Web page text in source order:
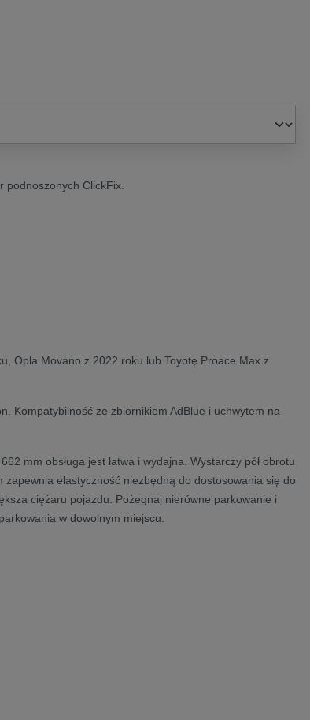
podnoszonych ClickFix.
Opla Movano z 2022 roku lub Toyotę Proace Max z
Kompatybilność ze zbiornikiem AdBlue i uchwytem na
mm obsługa jest łatwa i wydajna. Wystarczy pół obrotu
elastyczność niezbędną do dostosowania się do
ciężaru pojazdu. Pożegnaj nierówne parkowanie i
w dowolnym miejscu.